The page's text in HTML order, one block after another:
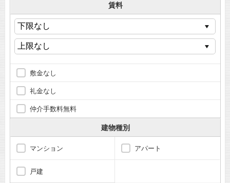
賃料
敷金なし
礼金なし
仲介手数料無料
建物種別
マンション アパート
戸建